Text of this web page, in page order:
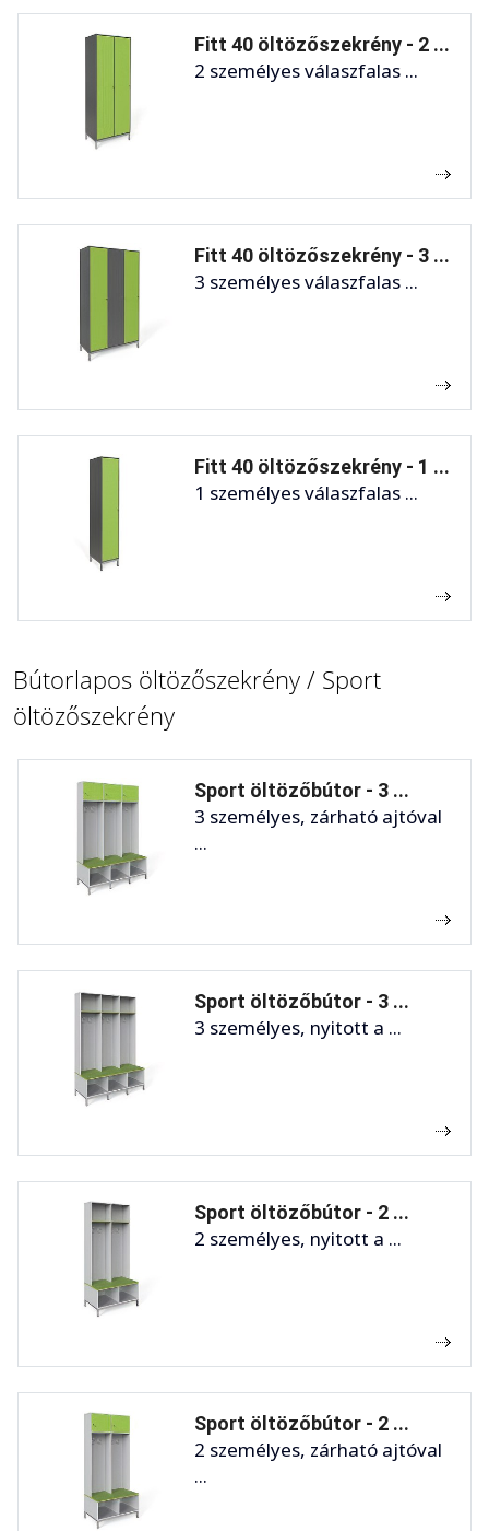
Fitt 40 öltözőszekrény - 2 ...
2 személyes válaszfalas ...
Fitt 40 öltözőszekrény - 3 ...
3 személyes válaszfalas ...
Fitt 40 öltözőszekrény - 1 ...
1 személyes válaszfalas ...
Bútorlapos öltözőszekrény / Sport
öltözőszekrény
Sport öltözőbútor - 3 ...
3 személyes, zárható ajtóval
...
Sport öltözőbútor - 3 ...
3 személyes, nyitott a ...
Sport öltözőbútor - 2 ...
2 személyes, nyitott a ...
Sport öltözőbútor - 2 ...
2 személyes, zárható ajtóval
...